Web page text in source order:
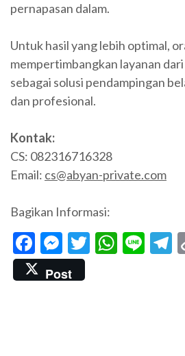
pernapasan dalam.
Untuk hasil yang lebih optimal,
mempertimbangkan layanan dari
sebagai solusi pendampingan
dan profesional.
Kontak:
CS: 082316716328
Email: cs@abyan-private.com
Bagikan Informasi:
Facebook
Messenger
TwitterLine
Post